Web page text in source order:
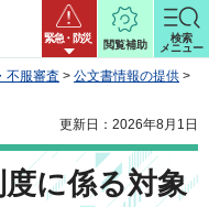
緊急・防災
閲覧補助
検索
メニュー
不服審査 > 公文書情報の提供 >
更新日：2026年8月1日
に係る対象